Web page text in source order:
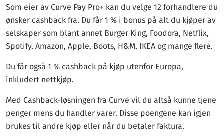
Som eier av Curve Pay Pro+ kan du velge 12 forhandlere du
ønsker cashback fra. Du får 1 % i bonus på alt du kjøper av
selskaper som blant annet Burger King, Foodora, Netflix,
Spotify, Amazon, Apple, Boots, H&M, IKEA og mange flere.
Du får også 1 % cashback på kjøp utenfor Europa,
inkludert nettkjøp.
Med Cashback-løsningen fra Curve vil du altså kunne tjene
penger mens du handler varer. Disse poengene kan igjen
brukes til andre kjøp eller når du betaler faktura.